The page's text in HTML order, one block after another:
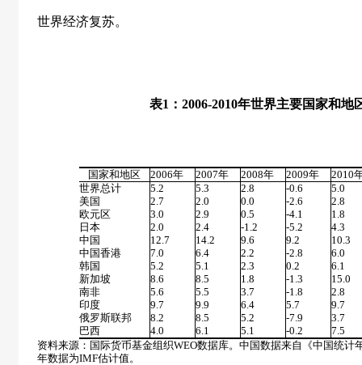
世界经济复苏。
表1 ： 2006-2010年世界主要国家和地
国家和地区 2006年 2007年 2008年 2009年 2010
世界总计
5.2 5.3 2.8 -0.6
5.0
美国
2.7 2.0 0.0 -2.6
2.8
欧元区
3.0 2.9 0.5 -4.1
1.8
日本
2.0 2.4 -1.2 -5.2
4.3
中国
12.7 14.2 9.6 9.2
10.3
中国香港
7.0 6.4 2.2 -2.8
6.0
韩国
5.2 5.1 2.3 0.2
6.1
新加坡
8.6 8.5 1.8 -1.3
15.0
南非
5.6 5.5 3.7 -1.8
2.8
印度
9.7 9.9 6.4 5.7
9.7
俄罗斯联邦
8.2 8.5 5.2 -7.9
3.7
巴西
4.0 6.1 5.1 -0.2
7.5
资料来源：国际货币基金组织WEO数据库。中国数据来自《中国统计
年数据为IMF估计值。